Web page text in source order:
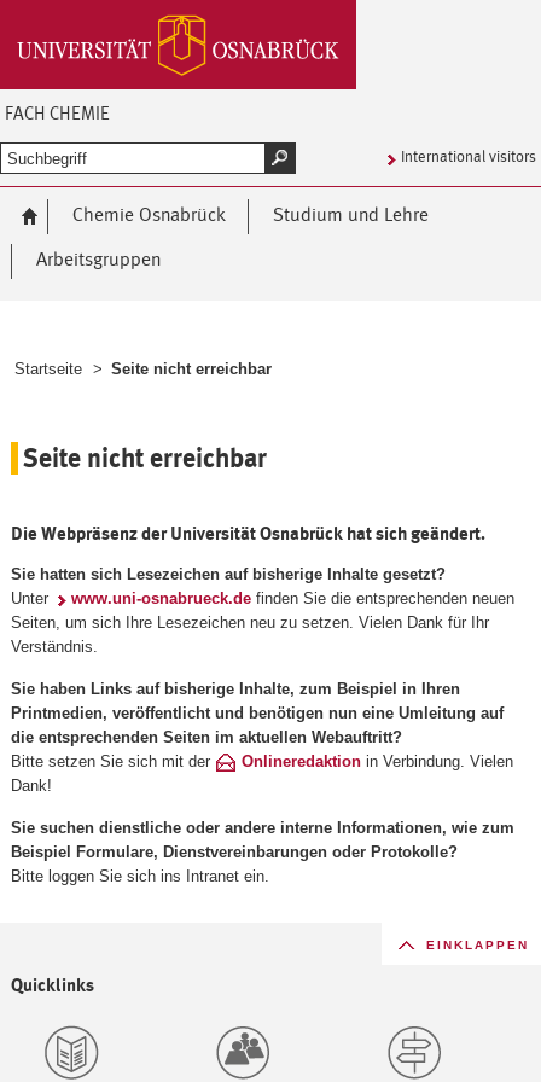
FACH CHEMIE
International visitors
Chemie Osnabrück
Studium und Lehre
Arbeitsgruppen
Startseite > Seite nicht erreichbar
Seite nicht erreichbar
Die Webpräsenz der Universität Osnabrück hat sich geändert.
Sie hatten sich Lesezeichen auf bisherige Inhalte gesetzt?
Unter
www.uni-osnabrueck.definden Sie die entsprechenden neuen
Seiten, um sich Ihre Lesezeichen neu zu setzen. Vielen Dank für Ihr
Verständnis.
Sie haben Links auf bisherige Inhalte, zum Beispiel in Ihren
Printmedien, veröffentlicht und benötigen nun eine Umleitung auf
die entsprechenden Seiten im aktuellen Webauftritt?
Bitte setzen Sie sich mit der
Onlineredaktionin Verbindung. Vielen
Dank!
Sie suchen dienstliche oder andere interne Informationen, wie zum
Beispiel Formulare, Dienstvereinbarungen oder Protokolle?
Bitte loggen Sie sich ins Intranet ein.
EINKLAPPEN
Quicklinks